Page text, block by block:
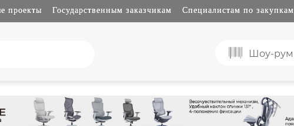
проекты Государственным заказчикам Специалистам по закупкам
Шоу-рум